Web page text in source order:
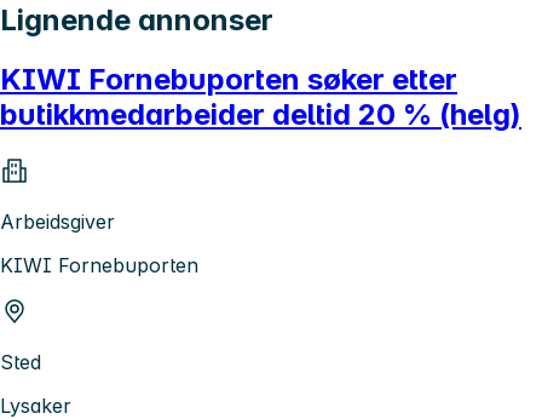
Lignende annonser
KIWI Fornebuporten søker etter
butikkmedarbeider deltid 20 % (helg)
Arbeidsgiver
KIWI Fornebuporten
Sted
Lysaker